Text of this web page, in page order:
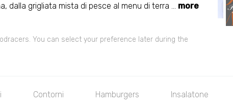
dalla grigliata mista di pesce al menu di terra ... more
You can select your preference later during the
Contorni Hamburgers Insalatone